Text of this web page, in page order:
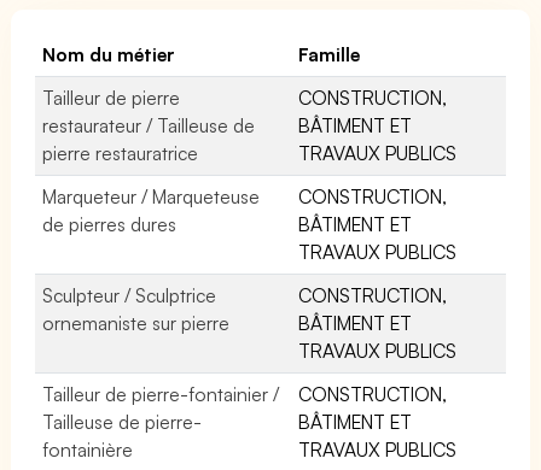
Nom du métier
Famille
Tailleur de pierre
restaurateur / Tailleuse de
pierre restauratrice
CONSTRUCTION,
BÂTIMENT ET
TRAVAUX PUBLICS
Marqueteur / Marqueteuse
de pierres dures
CONSTRUCTION,
BÂTIMENT ET
TRAVAUX PUBLICS
Sculpteur / Sculptrice
ornemaniste sur pierre
CONSTRUCTION,
BÂTIMENT ET
TRAVAUX PUBLICS
Tailleur de pierre-fontainier /
Tailleuse de pierre-
fontainière
CONSTRUCTION,
BÂTIMENT ET
TRAVAUX PUBLICS